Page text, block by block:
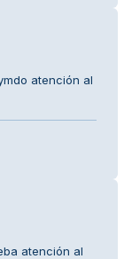
atención al
atención al